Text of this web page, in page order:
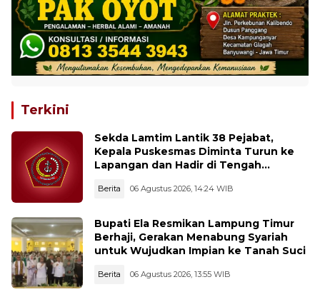
Terkini
Sekda Lamtim Lantik 38 Pejabat,
Kepala Puskesmas Diminta Turun ke
Lapangan dan Hadir di Tengah
Berita 06 Agustus 2026, 14:24 WIB
Bupati Ela Resmikan Lampung Timur
Berhaji, Gerakan Menabung Syariah
untuk Wujudkan Impian ke Tanah Suci
Berita 06 Agustus 2026, 13:55 WIB